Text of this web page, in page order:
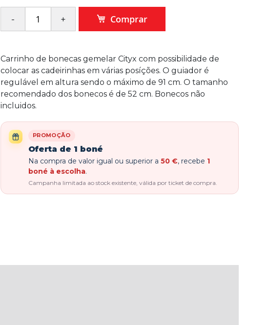
Comprar
Carrinho de bonecas gemelar Cityx com possibilidade de
colocar as cadeirinhas em várias posíções. O guiador é
regulável em altura sendo o máximo de 91 cm. O tamanho
recomendado dos bonecos é de 52 cm. Bonecos não
incluidos.
PROMOÇÃO
Oferta de 1 boné
Na compra de valor igual ou superior a 50 €, recebe 1
boné à escolha.
Campanha limitada ao stock existente, válida por ticket de compra.